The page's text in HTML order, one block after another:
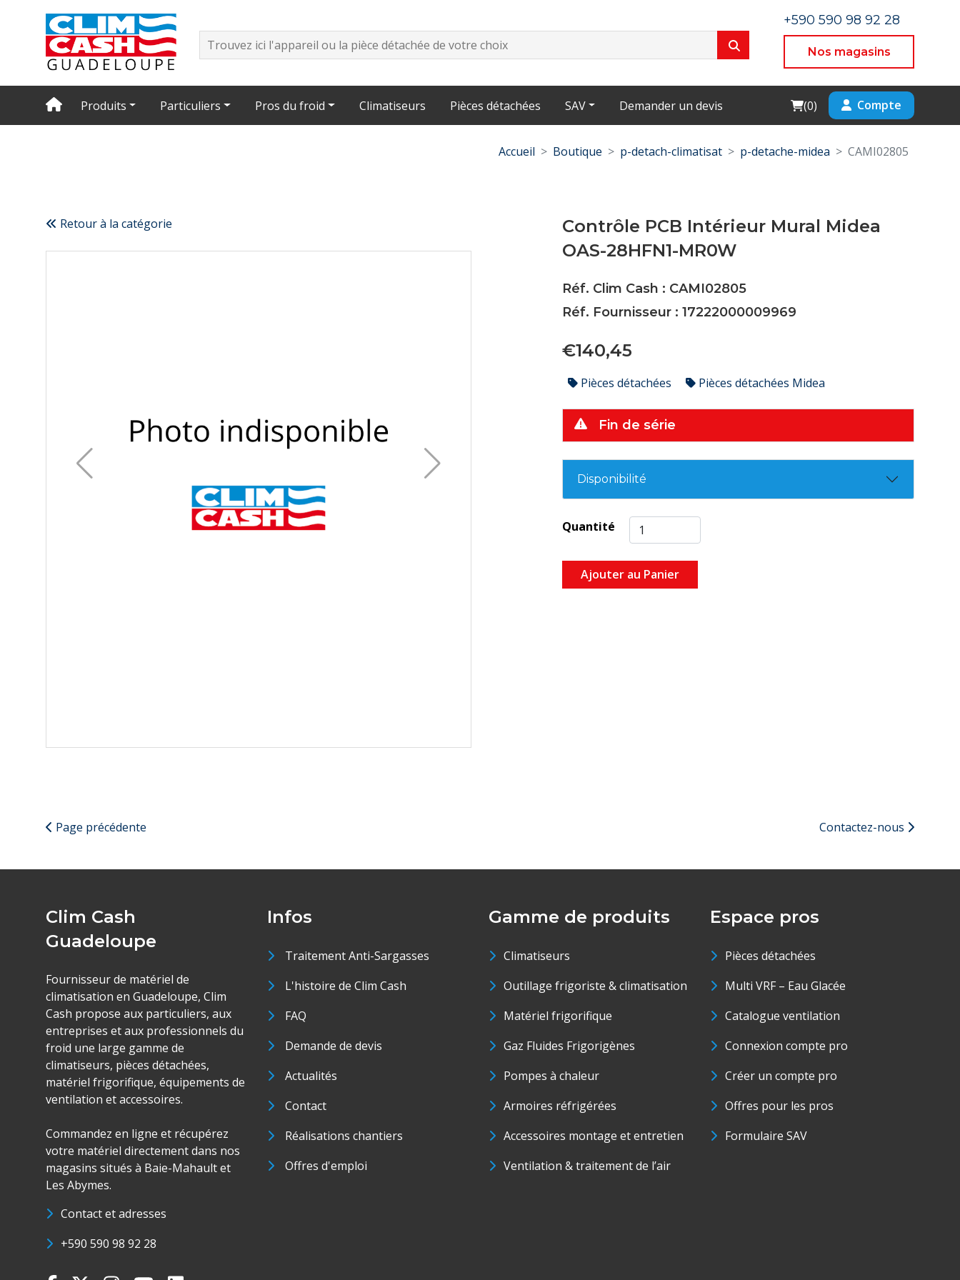
+590 590 98 92 28
Nos magasins
Produits Particuliers Pros du froid Climatiseurs Pièces détachées SAV Demander un devis Cart
(0) Compte
Accueil Boutique p-detach-climatisat p-detache-midea CAMI02805
Retour à la catégorie
Contrôle PCB Intérieur Mural Midea
OAS-28HFN1-MR0W
Réf. Clim Cash : CAMI02805
Réf. Fournisseur : 17222000009969
€140,45
Pièces détachées Pièces détachées Midea
Fin de série
Disponibilité
Quantité
Ajouter au Panier
Page précédente Contactez-nous
Clim Cash
Guadeloupe
Fournisseur de matériel de
climatisation en Guadeloupe, Clim
Cash propose aux particuliers, aux
entreprises et aux professionnels du
froid une large gamme de
climatiseurs, pièces détachées,
matériel frigorifique, équipements de
ventilation et accessoires.
Commandez en ligne et récupérez
votre matériel directement dans nos
magasins situés à Baie-Mahault et
Les Abymes.
Contact et adresses
+590 590 98 92 28
Infos
Traitement Anti-Sargasses
L'histoire de Clim Cash
FAQ
Demande de devis
Actualités
Contact
Réalisations chantiers
Offres d'emploi
Gamme de produits
Climatiseurs
Outillage frigoriste & climatisation
Matériel frigorifique
Gaz Fluides Frigorigènes
Pompes à chaleur
Armoires réfrigérées
Accessoires montage et entretien
Ventilation & traitement de l’air
Espace pros
Pièces détachées
Multi VRF – Eau Glacée
Catalogue ventilation
Connexion compte pro
Créer un compte pro
Offres pour les pros
Formulaire SAV